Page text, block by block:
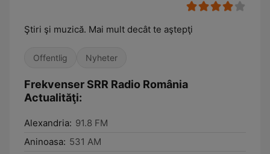
Ştiri şi muzică. Mai mult decât te aştepţi
Offentlig Nyheter
Frekvenser SRR Radio România
Actualităţi:
Alexandria: 91.8 FM
Aninoasa: 531 AM